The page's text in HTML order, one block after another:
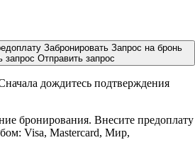
Забронировать Запрос на бронь
запрос Отправить запрос
дождитесь подтверждения
бронирования. Внесите предоплату
Visa, Mastercard, Мир,